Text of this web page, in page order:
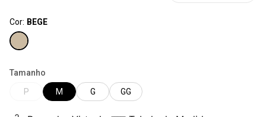
Cor: BEGE
Tamanho
P
M G GG